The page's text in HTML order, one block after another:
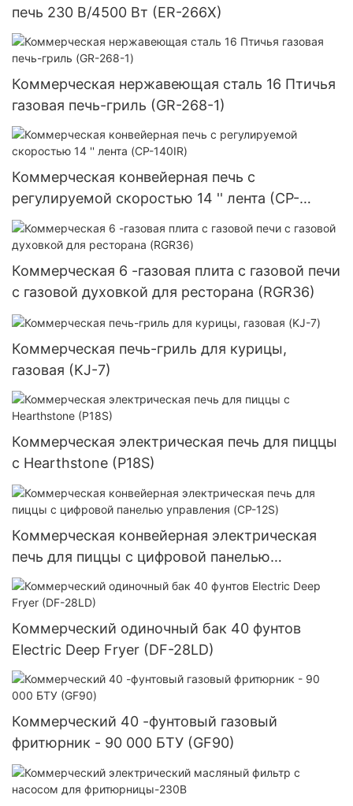
печь 230 В/4500 Вт (ER-266X)
Коммерческая нержавеющая сталь 16 Птичья
газовая печь-гриль (GR-268-1)
Коммерческая конвейерная печь с
регулируемой скоростью 14 '' лента (CP-
140IR)
Коммерческая 6 -газовая плита с газовой печи
с газовой духовкой для ресторана (RGR36)
Коммерческая печь-гриль для курицы,
газовая (KJ-7)
Коммерческая электрическая печь для пиццы
с Hearthstone (P18S)
Коммерческая конвейерная электрическая
печь для пиццы с цифровой панелью
управления (CP-12S)
Коммерческий одиночный бак 40 фунтов
Electric Deep Fryer (DF-28LD)
Коммерческий 40 -фунтовый газовый
фритюрник - 90 000 БТУ (GF90)